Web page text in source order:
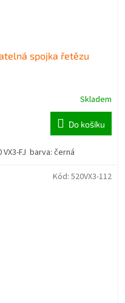
spojka řetězu
Skladem
Do košíku
FJ barva: černá
Kód: 520VX3-112